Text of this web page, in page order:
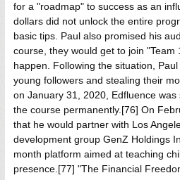
for a "roadmap" to success as an
dollars did not unlock the entire
basic tips. Paul also promised his
course, they would get to join "Team
happen. Following the situation,
young followers and stealing their
on January 31, 2020, Edfluence
the course permanently.[76] On
that he would partner with Los
development group GenZ Holdings
month platform aimed at teaching
presence.[77] "The Financial